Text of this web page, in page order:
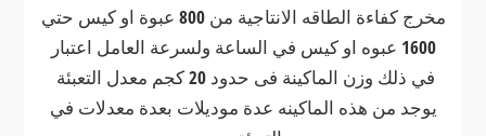
مخرج كفاءة الطاقه الانتاجية من 800 عبوة او كيس حتي
1600 عبوه او كيس في الساعة ولسرعة العامل اعتبار
في ذلك وزن الماكينة فى حدود 20 كجم معدل التعبئة
يوجد من هذه الماكينه عدة موديلات بعدة معدلات في